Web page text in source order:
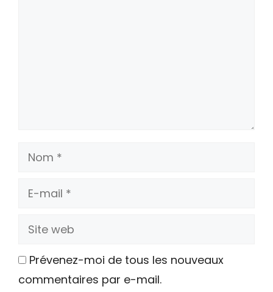
Nom
E-
Site
Prévenez-moi de tous les nouveaux
commentaires par e-mail.